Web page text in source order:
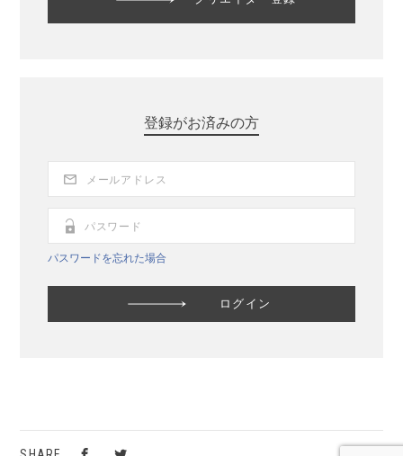
登録がお済みの方
パスワードを忘れた場合